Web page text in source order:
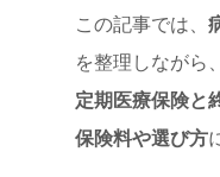
この記事では、
を整理しながら、
定期医療保険と
保険料や選び方